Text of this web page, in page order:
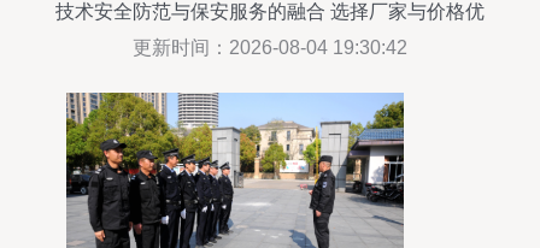
技术安全防范与保安服务的融合 选择厂家与价格优
化策略
更新时间：2026-08-04 19:30:42